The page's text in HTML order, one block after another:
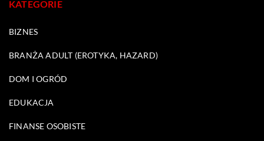
KATEGORIE
BIZNES
BRANŻA ADULT (EROTYKA, HAZARD)
DOM I OGRÓD
EDUKACJA
FINANSE OSOBISTE